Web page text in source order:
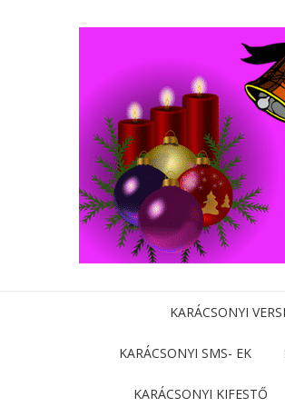
KARÁCSONYI
KARÁCSONYI SMS- EK
KARÁCSONYI KIFESTŐ